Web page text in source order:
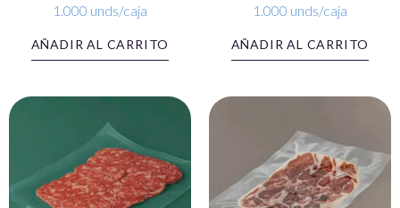
1.000 unds/caja
AÑADIR AL CARRITO
1.000 unds/caja
AÑADIR AL CARRITO